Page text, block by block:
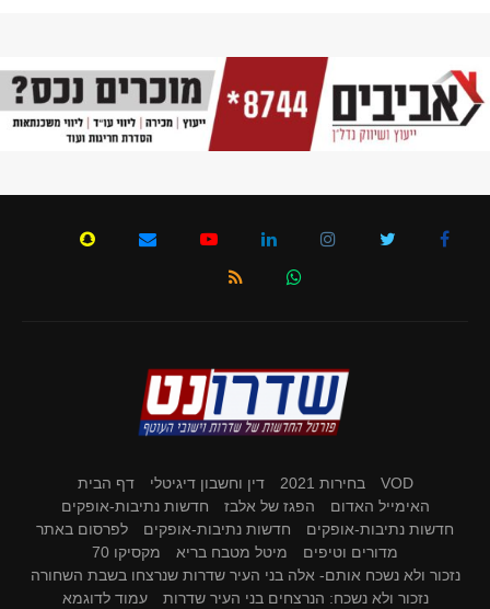
VOD בחירות 2021 דין וחשבון דיגיטלי
דף הבית
האימייל האדום
הפגז של אלבז
חדשות נתיבות-אופקים
חדשות נתיבות-אופקים
חדשות נתיבות-אופקים
לפרסום באתר
מדורים וטיפים
מיטל מטבח בריא
מקסיקו 70
נזכור ולא נשכח אותם- אלה בני העיר שדרות שנרצחו בשבת השחורה
נזכור ולא נשכח: הנרצחים בני העיר שדרות
עמוד לדוגמא